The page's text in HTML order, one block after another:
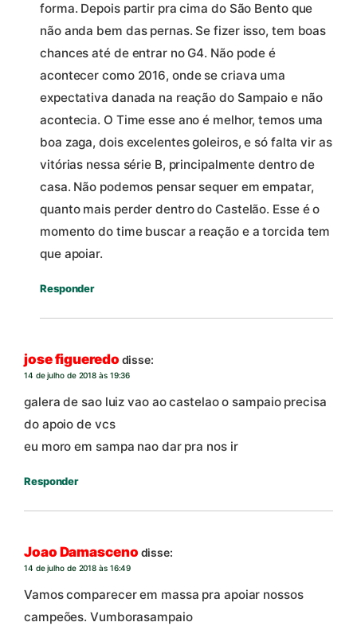
forma. Depois partir pra cima do São Bento que
não anda bem das pernas. Se fizer isso, tem boas
chances até de entrar no G4. Não pode é
acontecer como 2016, onde se criava uma
expectativa danada na reação do Sampaio e não
acontecia. O Time esse ano é melhor, temos uma
boa zaga, dois excelentes goleiros, e só falta vir as
vitórias nessa série B, principalmente dentro de
casa. Não podemos pensar sequer em empatar,
quanto mais perder dentro do Castelão. Esse é o
momento do time buscar a reação e a torcida tem
que apoiar.
Responder
jose figueredo disse:
14 de julho de 2018 às 19:36
galera de sao luiz vao ao castelao o sampaio precisa
do apoio de vcs
eu moro em sampa nao dar pra nos ir
Responder
Joao Damasceno disse:
14 de julho de 2018 às 16:49
Vamos comparecer em massa pra apoiar nossos
campeões. Vumborasampaio